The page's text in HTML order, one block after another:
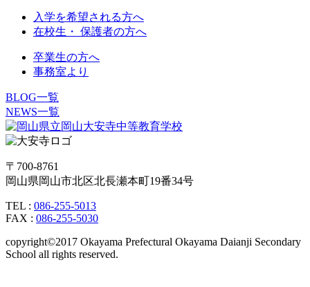
入学を希望される方へ
在校生・ 保護者の方へ
卒業生の方へ
事務室より
BLOG一覧
NEWS一覧
〒700-8761
岡山県岡山市北区北長瀬本町19番34号
TEL : 086-255-5013
FAX : 086-255-5030
copyright©2017 Okayama Prefectural Okayama Daianji Secondary
School all rights reserved.